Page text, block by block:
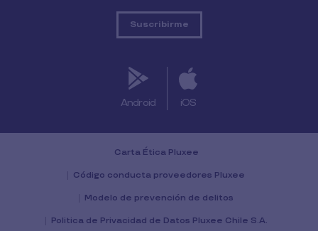
Android iOS
Carta Ética Pluxee
Código conducta proveedores Pluxee
Modelo de prevención de delitos
Politica de Privacidad de Datos Pluxee Chile S.A.